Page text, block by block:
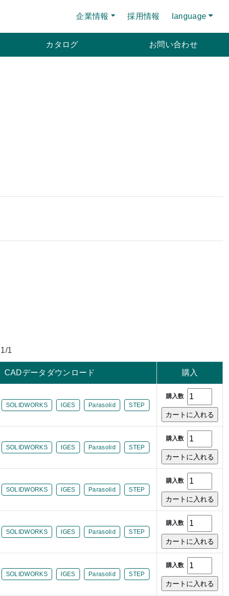
企業情報 採用情報 language
カタログ お問い合わせ
1/1
CADデータダウンロード 購入
SOLIDWORKS IGES Parasolid STEP
購入数
SOLIDWORKS IGES Parasolid STEP
購入数
SOLIDWORKS IGES Parasolid STEP
購入数
SOLIDWORKS IGES Parasolid STEP
購入数
SOLIDWORKS IGES Parasolid STEP
購入数